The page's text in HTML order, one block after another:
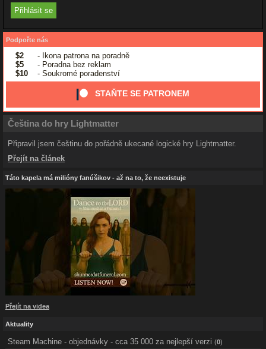
Podpořte nás
$2
- Ikona patrona na poradně
$5
- Poradna bez reklam
$10
- Soukromé poradenství
STAŇTE SE PATRONEM
Čeština do hry Lightmatter
Připravil jsem češtinu do pořádně ukecané logické hry Lightmatter.
Přejít na článek
Táto kapela má milióny fanúšikov - až na to, že neexistuje
Přejít na videa
Aktuality
Steam Machine - objednávky - cca 35 000 za nejlepší verzi (0)